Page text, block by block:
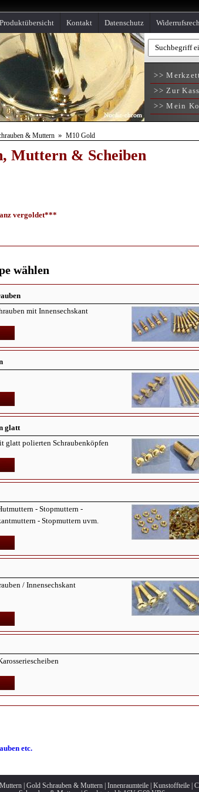
Datenschutz
Kontakt
Produktübersicht
>>
>> Zur
>> Mein
& Muttern » M10 Gold
Muttern & Scheiben
vergoldet***
wählen
mit Innensechskant
glatt
glatt polierten Schraubenköpfen
- Stopmuttern -
- Stopmuttern uvm.
/ Innensechskant
etc.
| Gold Schrauben & Muttern| Innenraumteile| Kunstoffteile|